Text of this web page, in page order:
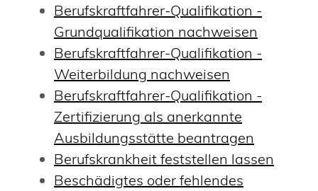
Berufskraftfahrer-Qualifikation -
Grundqualifikation nachweisen
Berufskraftfahrer-Qualifikation -
Weiterbildung nachweisen
Berufskraftfahrer-Qualifikation -
Zertifizierung als anerkannte
Ausbildungsstätte beantragen
Berufskrankheit feststellen lassen
Beschädigtes oder fehlendes